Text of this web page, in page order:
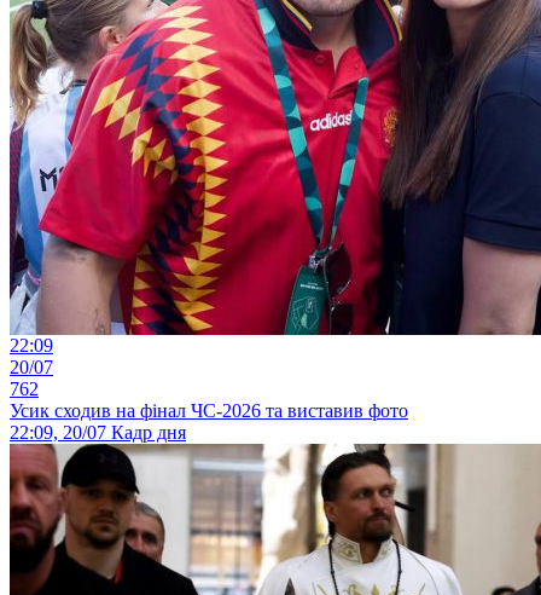
22:09
20/07
762
Усик сходив на фінал ЧС-2026 та виставив фото
22:09, 20/07 Кадр дня